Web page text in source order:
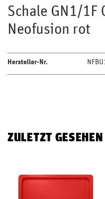
Schale GN1/1F
Neofusion rot
Hersteller-Nr.
ZULETZT GESEHEN